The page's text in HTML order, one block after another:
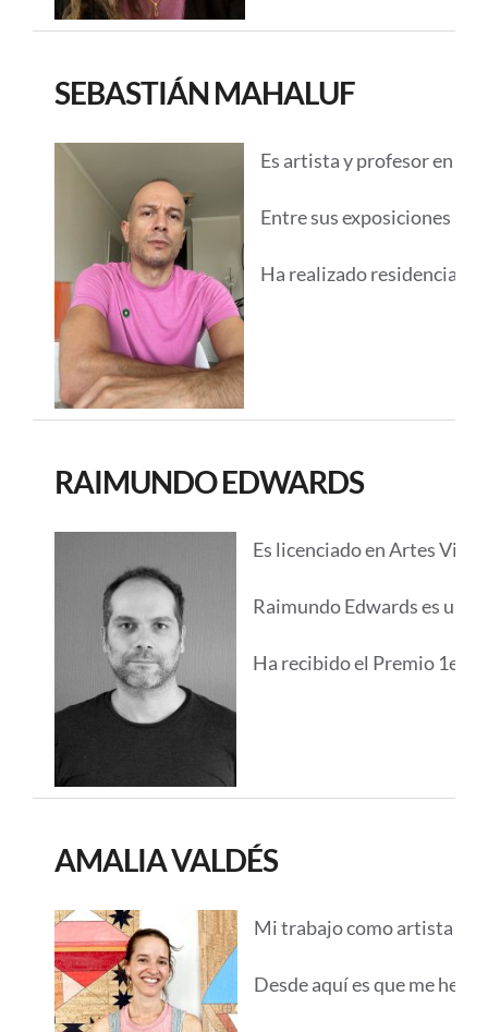
SEBASTIÁN MAHALUF
Es artista y profesor en
Entre sus exposiciones
Ha realizado residencias
RAIMUNDO EDWARDS
Es licenciado en Artes
Raimundo Edwards es un
Ha recibido el Premio 1er
AMALIA VALDÉS
Mi trabajo como artista se
Desde aquí es que me he